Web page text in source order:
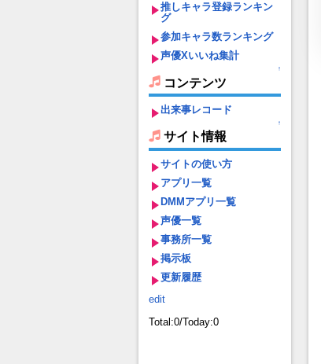
推しキャラ登録ランキン
グ
参加キャラ数ランキング
声優Xいいね集計
↑
コンテンツ
出来事レコード
↑
サイト情報
サイトの使い方
アプリ一覧
DMMアプリ一覧
声優一覧
事務所一覧
掲示板
更新履歴
edit
Total:0/Today:0